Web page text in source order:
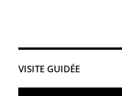
VISITE GUIDÉE